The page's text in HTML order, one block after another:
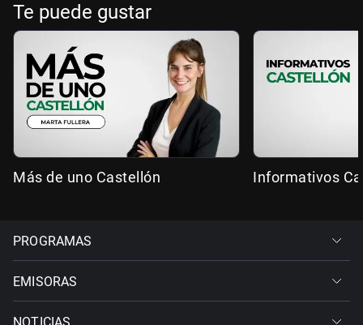
Te puede gustar
Más de uno Castellón Informativos
PROGRAMAS
EMISORAS